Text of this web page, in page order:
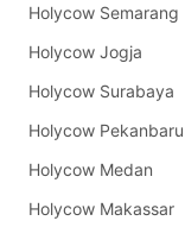
Holycow Semarang
Holycow Jogja
Holycow Surabaya
Holycow Pekanbaru
Holycow Medan
Holycow Makassar